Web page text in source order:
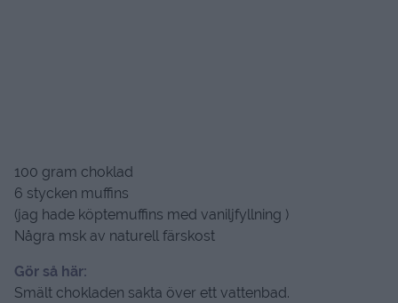
100 gram choklad
6 stycken muffins
(jag hade köptemuffins med vaniljfyllning )
Några msk av naturell färskost
Gör så här:
Smält chokladen sakta över ett vattenbad.